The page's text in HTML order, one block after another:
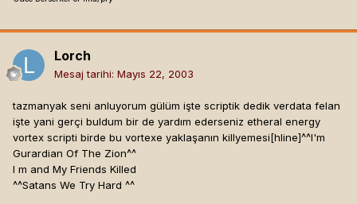
Lorch
Mesaj tarihi: Mayıs 22, 2003
tazmanyak seni anluyorum gülüm işte scriptik dedik verdata felan
işte yani gerçi buldum bir de yardım ederseniz etheral energy
vortex scripti birde bu vortexe yaklaşanın killyemesi[hline]^^I'm
Gurardian Of The Zion^^
I m and My Friends Killed
^^Satans We Try Hard ^^